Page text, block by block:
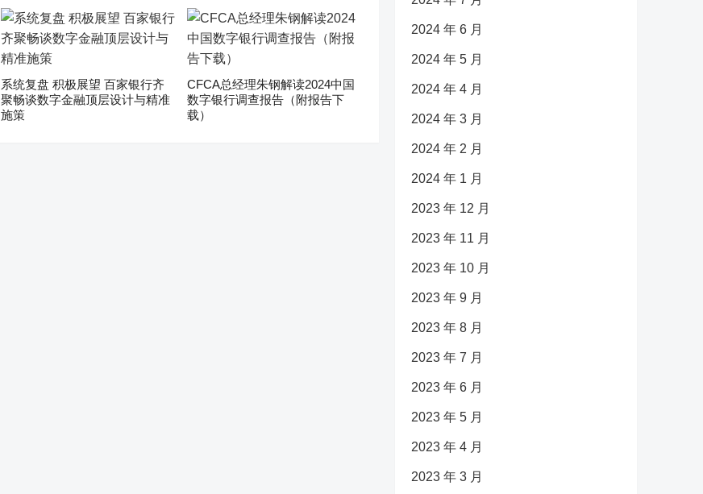
系统复盘 积极展望 百家银行齐
聚畅谈数字金融顶层设计与精准
施策
CFCA总经理朱钢解读2024中国
数字银行调查报告（附报告下
载）
2024 年 6 月
2024 年 5 月
2024 年 4 月
2024 年 3 月
2024 年 2 月
2024 年 1 月
2023 年 12 月
2023 年 11 月
2023 年 10 月
2023 年 9 月
2023 年 8 月
2023 年 7 月
2023 年 6 月
2023 年 5 月
2023 年 4 月
2023 年 3 月